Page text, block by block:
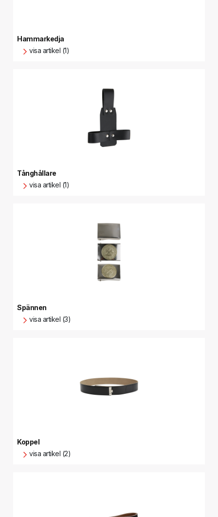
Hammarkedja
visa artikel (1)
Tånghållare
visa artikel (1)
Spännen
visa artikel (3)
Koppel
visa artikel (2)